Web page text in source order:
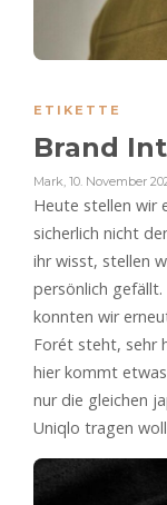
ETIKETTE
Brand
Mark, 10. November
Heute stellen wir
sicherlich nicht
ihr wisst, stellen
persönlich
konnten wir
Forét steht, sehr
hier kommt
nur die gleichen
Uniqlo tragen